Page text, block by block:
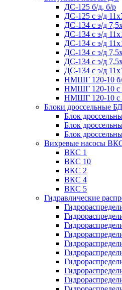
ДС-125 б/д, б/р
ДС-125 с э/д
ДС-134 с э/д
ДС-134 с э/д
ДС-134 с э/д
ДС-134 с э/д
ДС-134 с э/д
ДС-134 с э/д
НМШГ 120-10 б/
НМШГ 120-10 с
НМШГ 120-10 с
Блоки дроссельные
Блок
Блок
Блок
Вихревые насосы
ВКС 1
ВКС 10
ВКС 2
ВКС 4
ВКС 5
Гидравлические